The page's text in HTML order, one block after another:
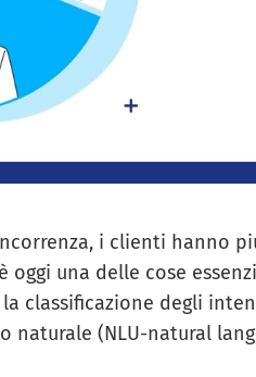
i clienti hanno
una delle cose
classificazione degli
naturale (NLU-natural